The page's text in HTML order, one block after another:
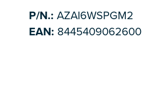
P/N.: AZAI6WSPGM2
EAN: 8445409062600